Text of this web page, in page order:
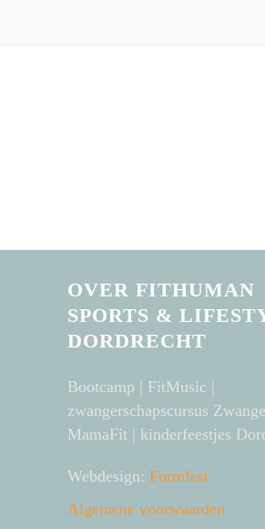
OVER FITHUMAN
SPORTS &
DORDRECHT
Bootcamp | FitMusic |
zwangerschapscursus
MamaFit | kinderfeestjes
Webdesign: Formfest
Algemene voorwaarden